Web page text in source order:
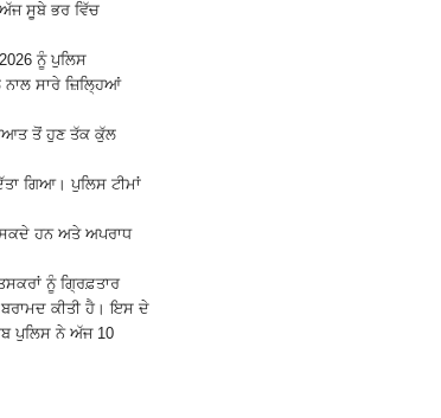
ਅੱਜ ਸੂਬੇ ਭਰ ਵਿੱਚ
ਨੂੰ ਪੁਲਿਸ
ਸਾਰੇ ਜ਼ਿਲਿ੍ਹਆਂ
ਤੋਂ ਹੁਣ ਤੱਕ ਕੁੱਲ
ਗਿਆ। ਪੁਲਿਸ ਟੀਮਾਂ
ਸਕਦੇ ਹਨ ਅਤੇ ਅਪਰਾਧ
ਨੂੰ ਗ੍ਰਿਫ਼ਤਾਰ
ਕੀਤੀ ਹੈ। ਇਸ ਦੇ
ਪੁਲਿਸ ਨੇ ਅੱਜ 10